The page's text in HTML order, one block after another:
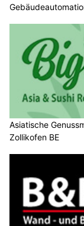
Asiatische
Zollikofen BE